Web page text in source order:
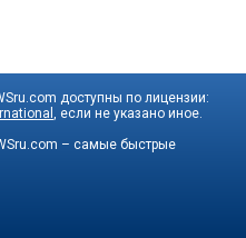
доступны по лицензии:
, если не указано иное.
– самые быстрые